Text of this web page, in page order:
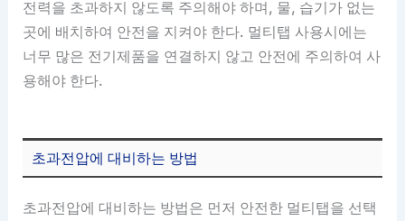
전력을 초과하지 않도록 주의해야 하며, 물, 습기가 없는
곳에 배치하여 안전을 지켜야 한다. 멀티탭 사용시에는
너무 많은 전기제품을 연결하지 않고 안전에 주의하여 사
용해야 한다.
초과전압에 대비하는 방법
초과전압에 대비하는 방법은 먼저 안전한 멀티탭을 선택